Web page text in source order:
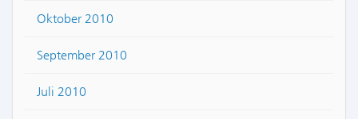
Oktober 2010
September 2010
Juli 2010